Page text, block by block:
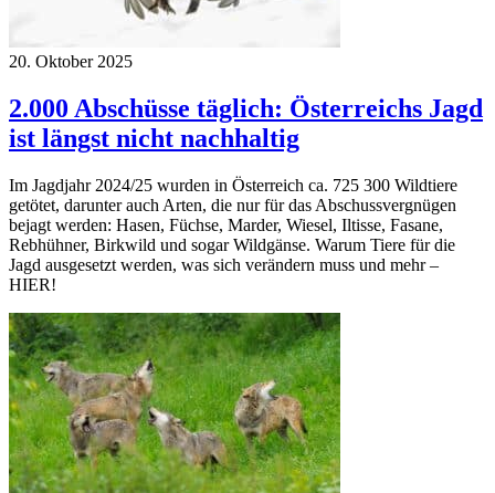
20. Oktober 2025
2.000 Abschüsse täglich: Österreichs Jagd
ist längst nicht nachhaltig
Im Jagdjahr 2024/25 wurden in Österreich ca. 725 300 Wildtiere
getötet, darunter auch Arten, die nur für das Abschussvergnügen
bejagt werden: Hasen, Füchse, Marder, Wiesel, Iltisse, Fasane,
Rebhühner, Birkwild und sogar Wildgänse. Warum Tiere für die
Jagd ausgesetzt werden, was sich verändern muss und mehr –
HIER!